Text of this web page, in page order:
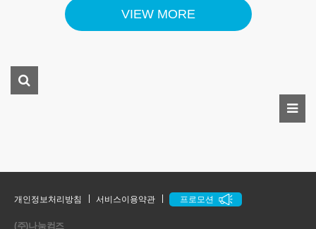
VIEW MORE
개인정보처리방침 서비스이용약관 프로모션
(주)나눔컴즈